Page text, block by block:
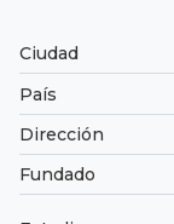
Ciudad
País
Dirección
Fundado